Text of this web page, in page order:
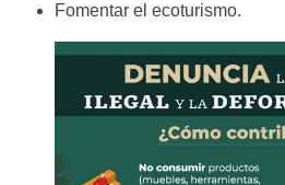
Fomentar el ecoturismo.